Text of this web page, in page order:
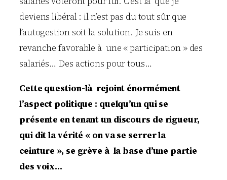
deviens libéral : il n’est pas du tout sûr que
l’autogestion soit la solution. Je suis en
revanche favorable à une « participation » des
salariés… Des actions pour tous…
Cette question-là rejoint énormément
l’aspect politique : quelqu’un qui se
présente en tenant un discours de rigueur,
qui dit la vérité « on va se serrer la
ceinture », se grève à la base d’une partie
des voix…